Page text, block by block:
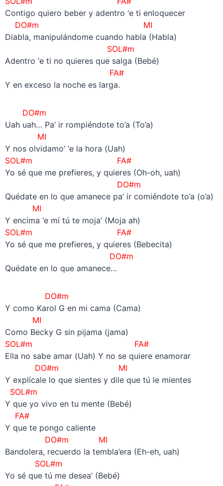
Contigo quiero beber y adentro ‘e ti enloquecer
DO#m MI
Diabla, manipulándome cuando habla (Habla)
SOL#m
Adentro ‘e ti no quieres que salga (Bebé)
FA#
Y en exceso la noche es larga.
DO#m
Uah uah… Pa’ ir rompiéndote to’a (To’a)
MI
Y nos olvidamo’ ‘e la hora (Uah)
SOL#m FA#
Yo sé que me prefieres, y quieres (Oh-oh, uah)
DO#m
Quédate en lo que amanece pa’ ir comiéndote to’a (o’a)
MI
Y encima ‘e mí tú te moja’ (Moja ah)
SOL#m FA#
Yo sé que me prefieres, y quieres (Bebecita)
DO#m
Quédate en lo que amanece…
DO#m
Y como Karol G en mi cama (Cama)
MI
Como Becky G sin pijama (jama)
SOL#m FA#
Ella no sabe amar (Uah) Y no se quiere enamorar
DO#m MI
Y explícale lo que sientes y dile que tú le mientes
SOL#m
Y que yo vivo en tu mente (Bebé)
FA#
Y que te pongo caliente
DO#m
MI
Bandolera, recuerdo la tembla’era (Eh-eh, uah)
SOL#m
Yo sé que tú me desea’ (Bebé)